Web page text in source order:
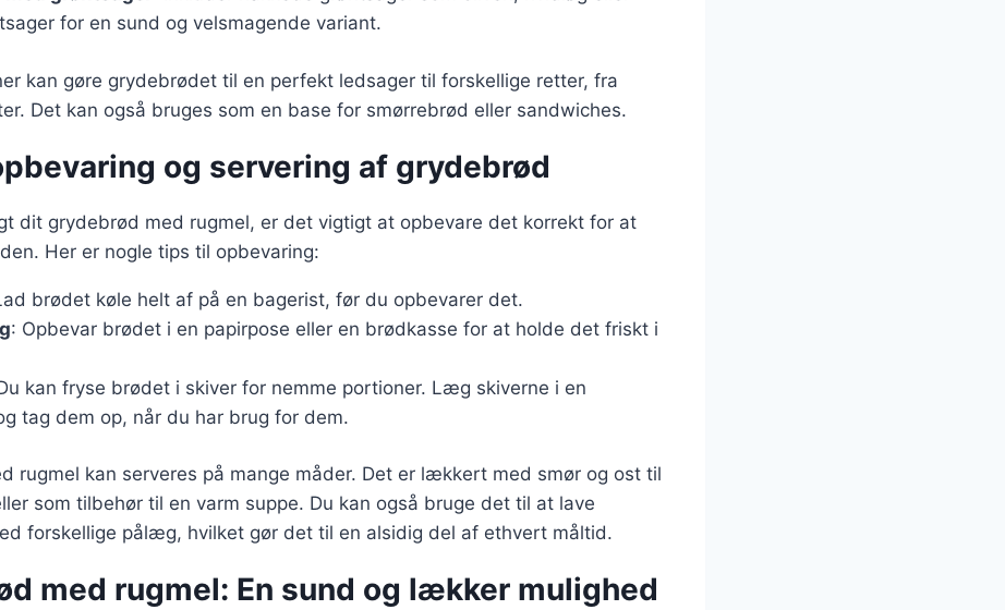
for en sund og velsmagende variant.
kan gøre grydebrødet til en perfekt ledsager til forskellige retter, fra
Det kan også bruges som en base for smørrebrød eller sandwiches.
og servering af grydebrød
dit grydebrød med rugmel, er det vigtigt at opbevare det korrekt for at
Her er nogle tips til opbevaring:
brødet køle helt af på en bagerist, før du opbevarer det.
: Opbevar brødet i en papirpose eller en brødkasse for at holde det friskt i
kan fryse brødet i skiver for nemme portioner. Læg skiverne i en
tag dem op, når du har brug for dem.
rugmel kan serveres på mange måder. Det er lækkert med smør og ost til
som tilbehør til en varm suppe. Du kan også bruge det til at lave
forskellige pålæg, hvilket gør det til en alsidig del af ethvert måltid.
med rugmel: En sund og lækker mulighed